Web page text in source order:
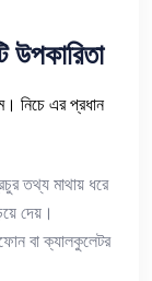
উপকারিতা
নিচে এর প্রধান
তথ্য মাথায় ধরে
দেয়।
বা ক্যালকুলেটর